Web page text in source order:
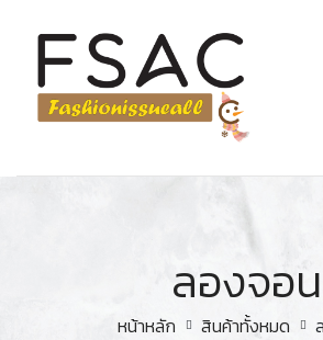
ลองจอน
หน้าหลัก สินค้าทั้งหมด